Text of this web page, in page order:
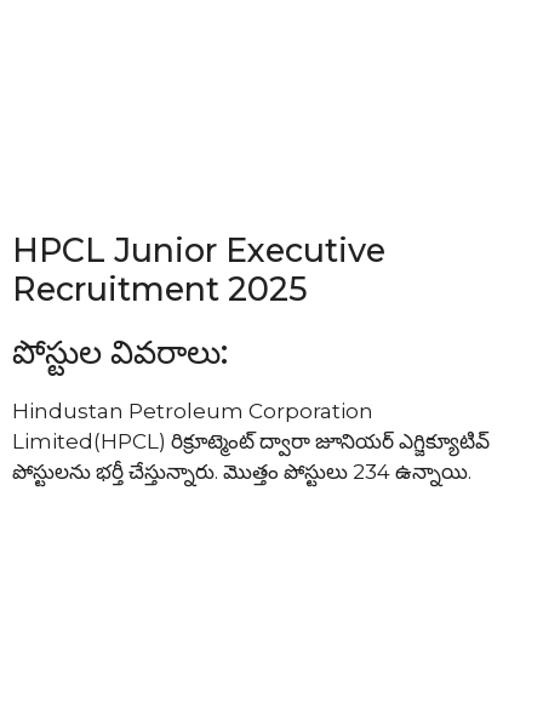
HPCL Junior Executive
Recruitment 2025
పోస్టుల వివరాలు:
Hindustan Petroleum Corporation
Limited(HPCL) రిక్రూట్మెంట్ ద్వారా జూనియర్ ఎగ్జిక్యూటివ్
పోస్టులను భర్తీ చేస్తున్నారు. మొత్తం పోస్టులు 234 ఉన్నాయి.